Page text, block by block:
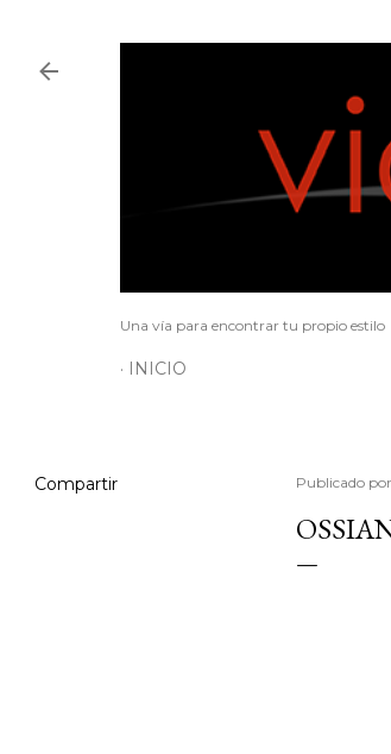
Una vía para encontrar tu propio estilo
INICIO
Compartir Publicado por